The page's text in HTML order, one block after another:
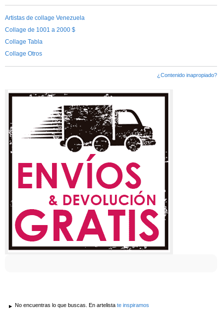
Artistas de collage Venezuela
Collage de 1001 a 2000 $
Collage Tabla
Collage Otros
¿Contenido inapropiado?
No encuentras lo que buscas. En artelista te inspiramos